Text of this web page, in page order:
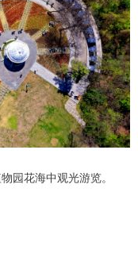
园花海中观光游览。